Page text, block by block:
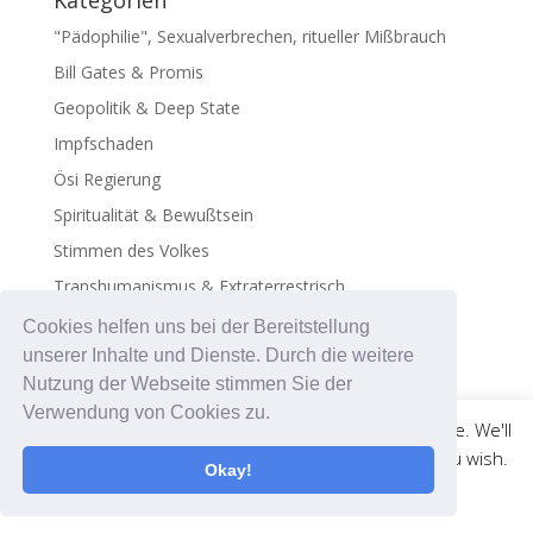
Cookies helfen uns bei der Bereitstellung
unserer Inhalte und Dienste. Durch die weitere
Nutzung der Webseite stimmen Sie der
Verwendung von Cookies zu.
Okay!
"Pädophilie", Sexualverbrechen, ritueller Mißbrauch
Bill Gates & Promis
Geopolitik & Deep State
Impfschaden
Ösi Regierung
Spiritualität & Bewußtsein
Stimmen des Volkes
Transhumanismus & Extraterrestrisch
Virus - Exosomen
© medicalweb.solutions | +43 676 501 52 58 |
This website uses cookies to improve your experience. We'll
assume you're ok with this, but you can opt-out if you wish.
Cookie settings
ACCEPT